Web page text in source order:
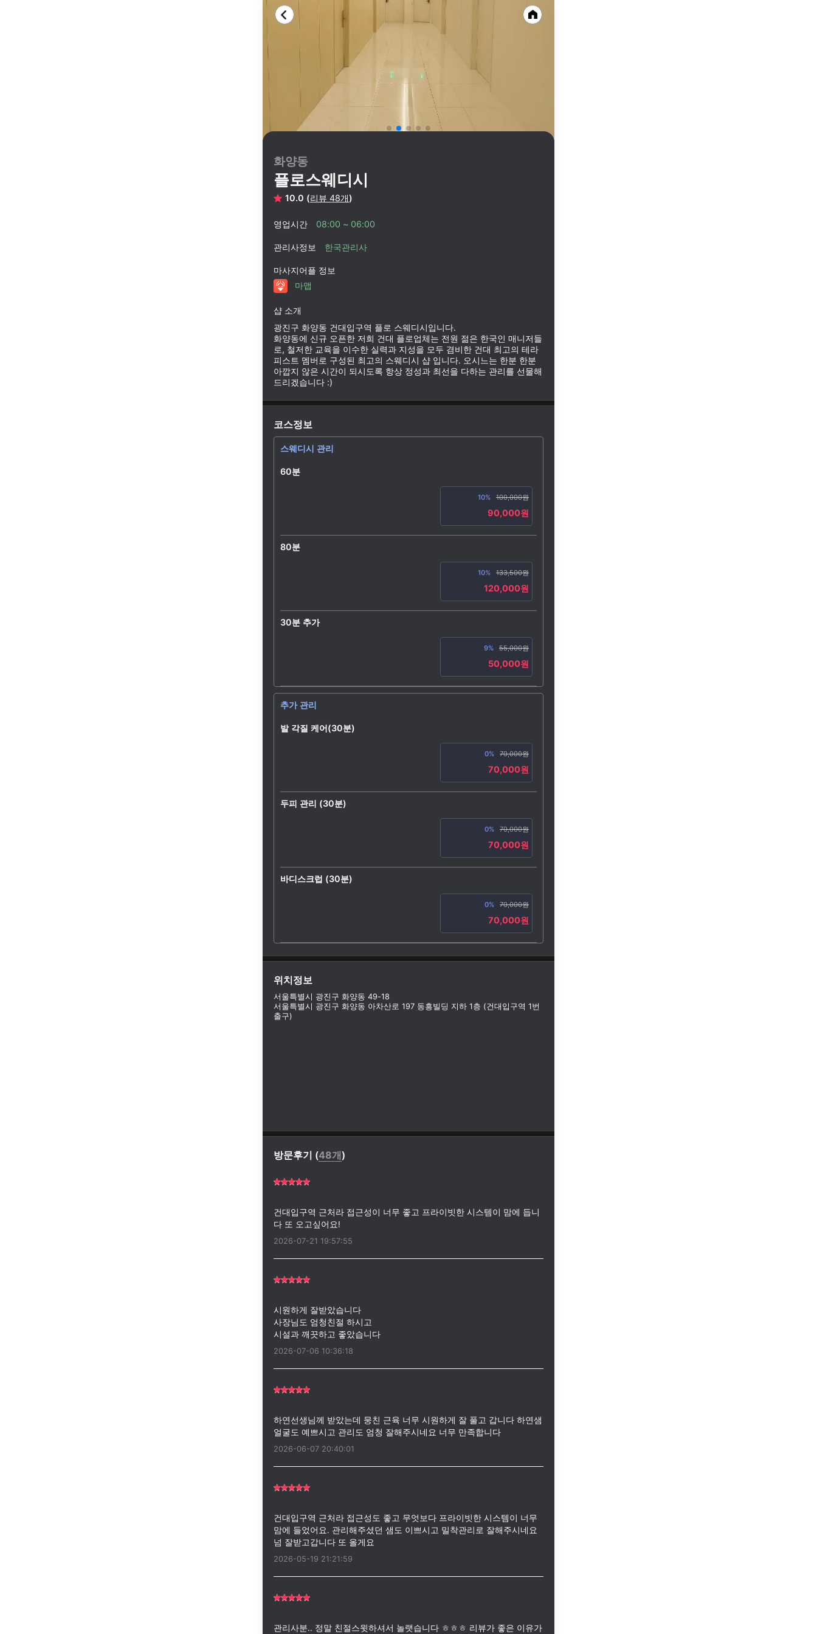
화양동
플로스웨디시
10.0 (리뷰 48개)
영업시간 08:00 ~ 06:00
관리사정보 한국관리사
마사지어플 정보
마맵
샵 소개
광진구 화양동 건대입구역 플로 스웨디시입니다.
화양동에 신규 오픈한 저희 건대 플로업체는 전원 젊은 한국인 매니저들
로, 철저한 교육을 이수한 실력과 지성을 모두 겸비한 건대 최고의 테라
피스트 멤버로 구성된 최고의 스웨디시 샵 입니다. 오시느는 한분 한분
아깝지 않은 시간이 되시도록 항상 정성과 최선을 다하는 관리를 선물해
드리겠습니다 :)
코스정보
스웨디시 관리
60분
10% 100,000원
90,000원
80분
10% 133,500원
120,000원
30분 추가
9% 55,000원
50,000원
추가 관리
발 각질 케어(30분)
0% 70,000원
70,000원
두피 관리 (30분)
0% 70,000원
70,000원
바디스크럽 (30분)
0% 70,000원
70,000원
위치정보
서울특별시 광진구 화양동 49-18
서울특별시 광진구 화양동 아차산로 197 동흥빌딩 지하 1층 (건대입구역 1번
출구)
방문후기 (48개)
건대입구역 근처라 접근성이 너무 좋고 프라이빗한 시스템이 맘에 듭니
2026-07-21 19:57:55
시원하게 잘받았습니다
사장님도 엄청친절 하시고
2026-07-06 10:36:18
하연선생님께 받았는데 뭉친 근육 너무 시원하게 잘 풀고 갑니다 하연샘
2026-06-07 20:40:01
건대입구역 근처라 접근성도 좋고 무엇보다 프라이빗한 시스템이 너무
맘에 들었어요. 관리해주셨던 샘도 이쁘시고 밀착관리로 잘해주시네요
2026-05-19 21:21:59
관리사분.. 정말 친절스윗하셔서 놀랫습니다 ㅎㅎㅎ 리뷰가 좋은 이유가